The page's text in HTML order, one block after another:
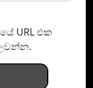
URL එක